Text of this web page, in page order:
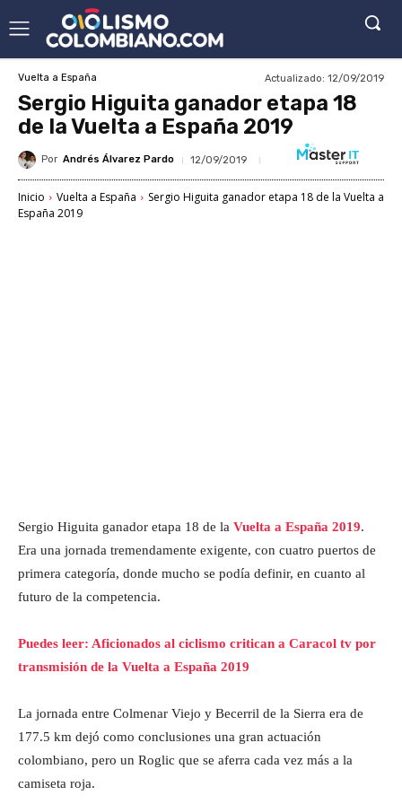
Vuelta a España Actualizado: 12/09/2019
Sergio Higuita ganador etapa 18
de la Vuelta a España 2019
Por Andrés Álvarez Pardo 12/09/2019
Inicio Vuelta a España
Sergio Higuita ganador etapa 18 de la Vuelta a
España 2019
Sergio Higuita ganador etapa 18 de la Vuelta a España 2019.
Era una jornada tremendamente exigente, con cuatro puertos de
primera categoría, donde mucho se podía definir, en cuanto al
futuro de la competencia.
Puedes leer: Aficionados al ciclismo critican a Caracol tv por
transmisión de la Vuelta a España 2019
La jornada entre Colmenar Viejo y Becerril de la Sierra era de
177.5 km dejó como conclusiones una gran actuación
colombiano, pero un Roglic que se aferra cada vez más a la
camiseta roja.